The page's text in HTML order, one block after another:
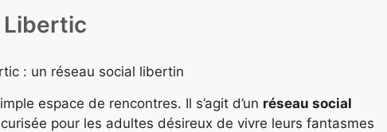
Libertic
: un réseau social libertin
espace de rencontres. Il s’agit d’un réseau social
pour les adultes désireux de vivre leurs fantasmes